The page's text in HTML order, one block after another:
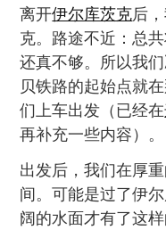
离开伊尔库茨克后
克。路途不近：总
还真不够。所以我
贝铁路的起始点就
们上车出发（已经在
再补充一些内容）。
出发后，我们在厚
间。可能是过了伊
阔的水面才有了这